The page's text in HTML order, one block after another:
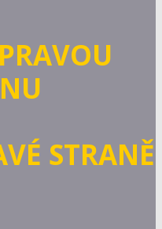
STRANĚ